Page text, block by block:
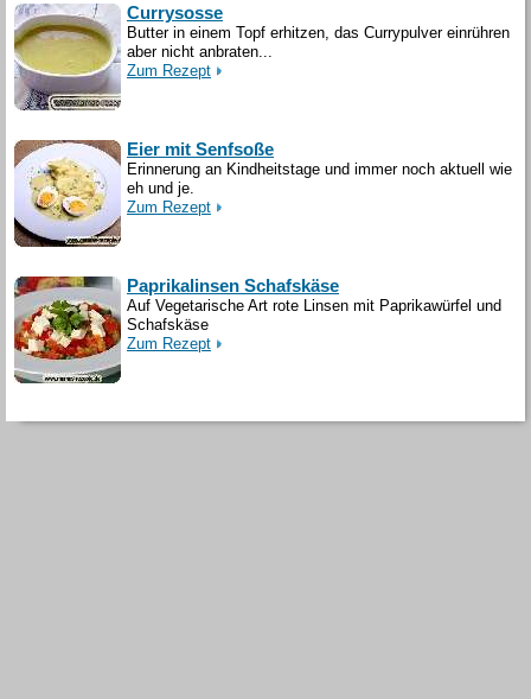
Currysosse
Butter in einem Topf erhitzen, das Currypulver einrühren
aber nicht anbraten...
Zum Rezept
Eier mit Senfsoße
Erinnerung an Kindheitstage und immer noch aktuell wie
eh und je.
Zum Rezept
Paprikalinsen Schafskäse
Auf Vegetarische Art rote Linsen mit Paprikawürfel und
Schafskäse
Zum Rezept